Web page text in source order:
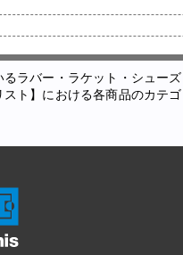
ラバー・ラケット・シュー
ト】における各商品のカテ